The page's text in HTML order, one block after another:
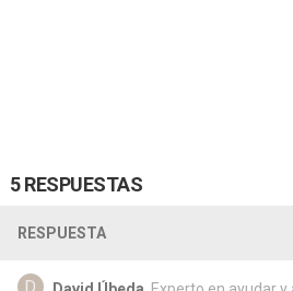
5 RESPUESTAS
RESPUESTA